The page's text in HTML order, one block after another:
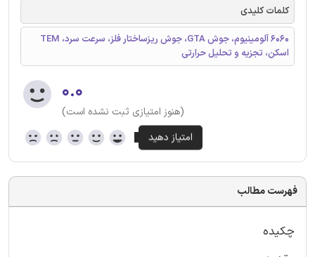
کلمات کلیدی
6060 آلومینیوم، جوش GTA، جوش ریزساختار فلز، سرعت سرد، TEM
اسکن، تجزیه و تحلیل حرارتی
۰.۰
(هنوز امتیازی ثبت نشده است)
فهرست مطالب
چکیده